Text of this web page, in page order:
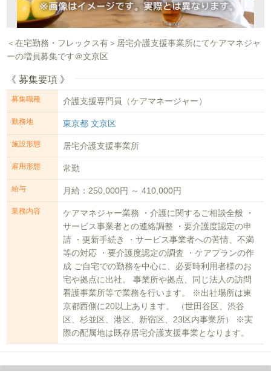
＜在宅勤務・フレックス有＞居宅介護支援事業所にてケアマネジャ
ーの増員募集です＠文京区
《 募集要項 》
募集職種 介護支援専門員（ケアマネージャー）
勤務地 東京都 文京区
施設形態 居宅介護支援事業所
雇用形態 常勤
給与 月給：250,000円 ～ 410,000円
業務内容
ケアマネジャー業務 ・介護に関するご相談全般 ・
サービス事業者との連絡調整 ・要介護度認定の申
請 ・更新手続き ・サービス事業者への苦情、不満
等の対応 ・要介護度認定の調査 ・ケアプランの作
成 ご自宅での勤務を中心に、必要時利用者様のお
宅や拠点に出社。 事業所や拠点、同じ法人の訪問
看護事業所等で業務を行います。 ※出社場所は東
京都西側に20以上あります。 （世田谷区、渋谷
区、杉並区、港区、新宿区、23区内事業所） ※実
際の配属地は既存居宅介護支援事業となります。